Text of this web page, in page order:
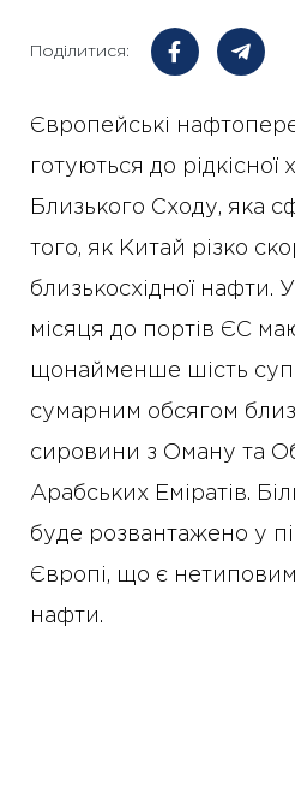
Поділитися:
Європейські
готуються до рідкісної
Близького Сходу, яка
того, як Китай різко
близькосхідної нафти.
місяця до портів ЄС
щонайменше шість
сумарним обсягом
сировини з Оману та
Арабських Еміратів.
буде розвантажено у
Європі, що є
нафти.